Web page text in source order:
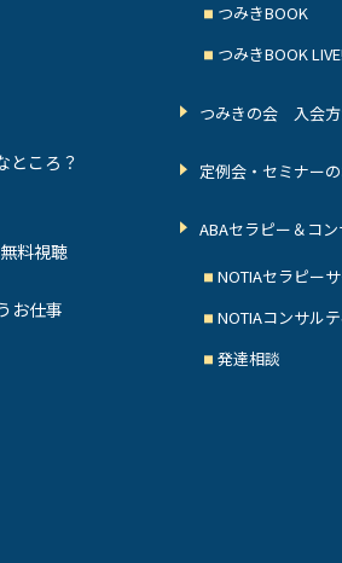
ところ？
料視聴
お仕事
つみきBOOK
つみきBOOK LIVE!
つみきの会 入会
定例会・セミナー
ABAセラピー＆コン
NOTIAセラピー
NOTIAコンサル
発達相談